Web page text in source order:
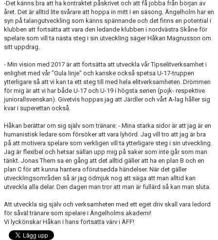
-Det känns bra att ha kontraktet påskrivet och att få jobba från början av
året. Det är alltid lite svårare att hoppa in mitt i en säsong. Ängelholm har en
syn på talangutveckling som känns spännande och det finns en potential i
klubben att fortsätta att vara den ledande klubben i nordvästra Skåne för
spelare som vill ta nästa steg i sin utveckling säger Håkan Magnusson om
sitt uppdrag.
- Min vision med 2017 är att fortsätta att utveckla vår Tipselitverksamhet i
enlighet med vår "Gula linje" och kanske också spetsa U-17-truppen
ytterligare så att vi kan ta ett steg till med hela elitverksamheten. Drömmen
för mig är att vi har både U-17 och U-19 i högsta serien (pojk- respektive
juniorallsvenskan). Givetvis hoppas jag att Järdler och vårt A-lag håller sig
kvar i superettan också.
Håkan berättar om sig själv som tränare: - Mina starka sidor är att jag är en
humanistisk ledare som försöker att vara lyhörd. Jag vill tro att jag är bra
på att motivera spelare som verkligen vill ta ytterligare steg i sin utveckling.
Jag är flexibel och hetsar sällan upp mig på saker som inte går som man
tänkt. Jonas Thern sa en gång att det alltid gäller att ha en plan B och en
plan C för att kunna hantera oförutsedda händelser. När det gäller
utvecklingsområden så är jag ödmjuk nog att säga att man alltid kan
utveckla alla delar. Den dagen man tror att man är fullärd så kan man sluta.
Att utveckla sig själv och verksamheten med ett eget driv skall vara ledord
för såväl tränare som spelare i Ängelholms akademi!
Vi lyckönskar Håkan i hans fortsatta värv i ÄFF!